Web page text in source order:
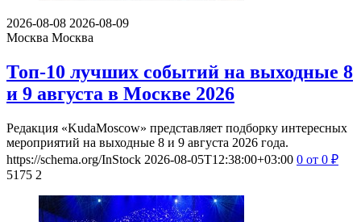
2026-08-08 2026-08-09
Москва Москва
Топ-10 лучших событий на выходные 8
и 9 августа в Москве 2026
Редакция «KudaMoscow» представляет подборку интересных
мероприятий на выходные 8 и 9 августа 2026 года.
https://schema.org/InStock 2026-08-05T12:38:00+03:00 0 от 0 ₽
5175 2